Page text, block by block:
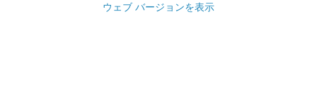
ウェブ バージョンを表示